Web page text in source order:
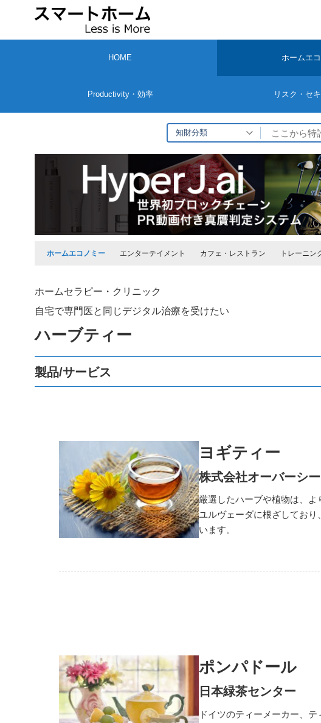
HOME ホームエ
Productivity・効率 リスク・セ
知財分類
ホームエコノミー エンターテイメント カフェ・レストラン トレーニン
ホームセラピー・クリニック
自宅で専門医と同じデジタル治療を受けたい
ハーブティー
製品/サービス
ヨギティー
株式会社オーバーシ
厳選したハーブや植物は、
ユルヴェーダに根ざしてお
います。
ポンパドール
日本緑茶センター
ドイツのティーメーカー、